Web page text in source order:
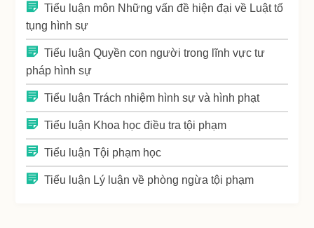
Tiểu luận môn Những vấn đề hiện đại về Luật tố
tụng hình sự
Tiểu luận Quyền con người trong lĩnh vực tư
pháp hình sự
Tiểu luận Trách nhiệm hình sự và hình phạt
Tiểu luận Khoa học điều tra tội phạm
Tiểu luận Tội phạm học
Tiểu luận Lý luận về phòng ngừa tội phạm